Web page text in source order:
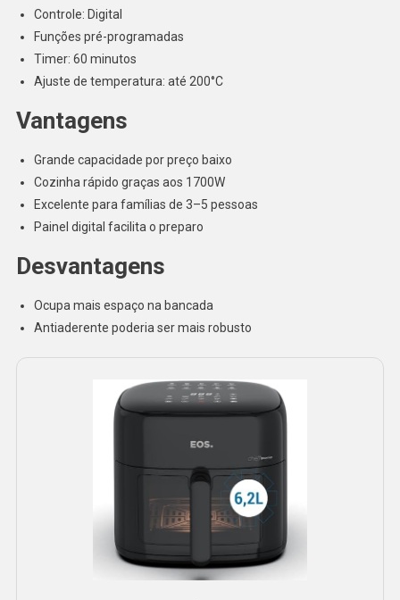
Controle: Digital
Funções pré-programadas
Timer: 60 minutos
Ajuste de temperatura: até 200°C
Vantagens
Grande capacidade por preço baixo
Cozinha rápido graças aos 1700W
Excelente para famílias de 3–5 pessoas
Painel digital facilita o preparo
Desvantagens
Ocupa mais espaço na bancada
Antiaderente poderia ser mais robusto